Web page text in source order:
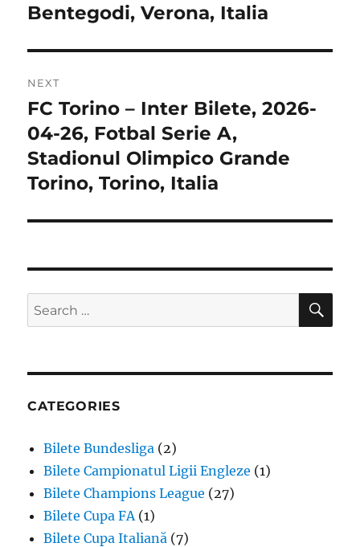
Bentegodi, Verona, Italia
NEXT
Next
post:
FC Torino – Inter Bilete, 2026-
04-26, Fotbal Serie A,
Stadionul Olimpico Grande
Torino, Torino, Italia
Search
for:
CATEGORIES
Bilete Bundesliga (2)
Bilete Campionatul Ligii Engleze (1)
Bilete Champions League (27)
Bilete Cupa FA (1)
Bilete Cupa Italiană (7)